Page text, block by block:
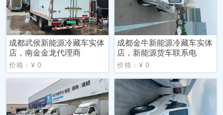
成都武侯新能源冷藏车实体
店，南金金龙代理商
价格：¥ 0
成都金牛新能源冷藏车实体
店，新能源货车联系电
价格：¥ 0